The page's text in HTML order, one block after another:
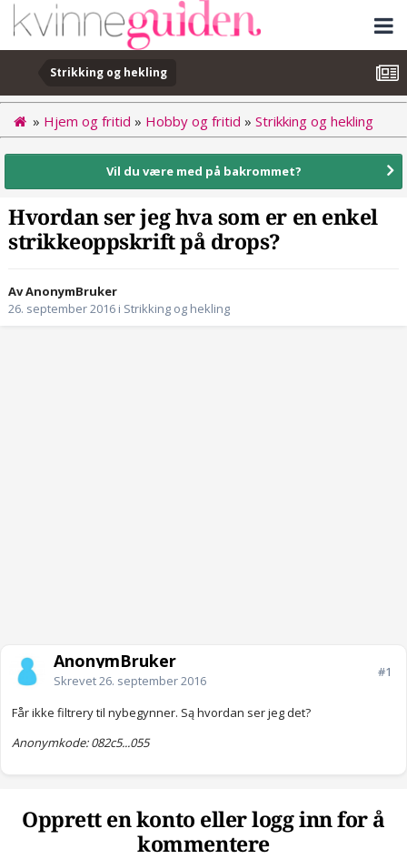
Strikking og hekling
» Hjem og fritid » Hobby og fritid » Strikking og hekling
Vil du være med på bakrommet?
Hvordan ser jeg hva som er en enkel
strikkeoppskrift på drops?
Av AnonymBruker
26. september 2016 i Strikking og hekling
AnonymBruker
Skrevet26. september 2016
#1
Får ikke filtrery til nybegynner. Są hvordan ser jeg det?
Anonymkode: 082c5...055
Opprett en konto eller logg inn for å
kommentere